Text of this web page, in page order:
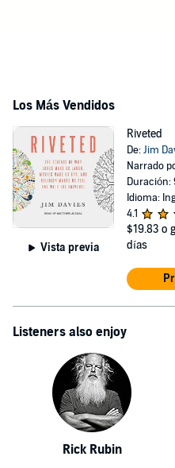
Los Más Vendidos
Vista previa
Riveted
De:Jim
Narrado
Duración:
Idioma:
4.1
$19.83 o
días
Listeners also enjoy
Rick Rubin